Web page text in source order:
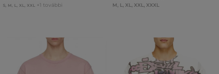
S, M L XL XXL +1 további M, L, XL, XXL, XXXL